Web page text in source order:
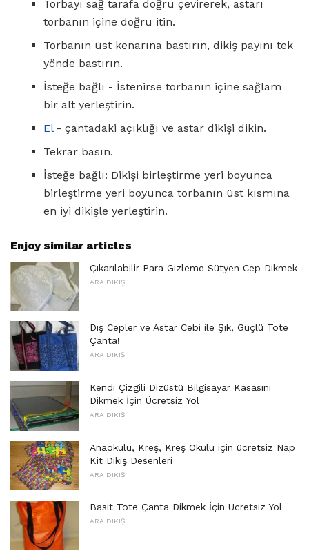
Torbayı sağ tarafa doğru çevirerek, astarı
torbanın içine doğru itin.
Torbanın üst kenarına bastırın, dikiş payını tek
yönde bastırın.
İsteğe bağlı - İstenirse torbanın içine sağlam
bir alt yerleştirin.
El- çantadaki açıklığı ve astar dikişi dikin.
Tekrar basın.
İsteğe bağlı: Dikişi birleştirme yeri boyunca
birleştirme yeri boyunca torbanın üst kısmına
en iyi dikişle yerleştirin.
Enjoy similar articles
Çıkarılabilir Para Gizleme Sütyen Cep Dikmek
ARA DIKIŞ
Dış Cepler ve Astar Cebi ile Şık, Güçlü Tote
Çanta!
ARA DIKIŞ
Kendi Çizgili Dizüstü Bilgisayar Kasasını
Dikmek İçin Ücretsiz Yol
ARA DIKIŞ
Anaokulu, Kreş, Kreş Okulu için ücretsiz Nap
Kit Dikiş Desenleri
ARA DIKIŞ
Basit Tote Çanta Dikmek İçin Ücretsiz Yol
ARA DIKIŞ